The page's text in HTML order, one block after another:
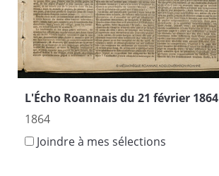
L'Écho Roannais du 21 février 1864
1864
Joindre à mes sélections